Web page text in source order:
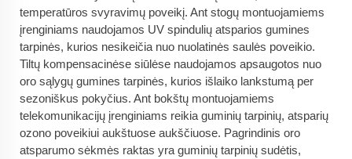
temperatūros svyravimų poveikį. Ant stogų montuojamiems
įrenginiams naudojamos UV spindulių atsparios gumines
tarpinės, kurios nesikeičia nuo nuolatinės saulės poveikio.
Tiltų kompensacinėse siūlėse naudojamos apsaugotos nuo
oro sąlygų gumines tarpinės, kurios išlaiko lankstumą per
sezoniškus pokyčius. Ant bokštų montuojamiems
telekomunikacijų įrenginiams reikia guminių tarpinių, atsparių
ozono poveikiui aukštuose aukščiuose. Pagrindinis oro
atsparumo sėkmės raktas yra guminių tarpinių sudėtis,